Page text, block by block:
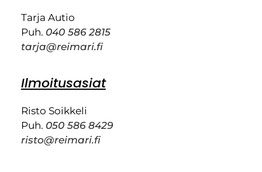
Tarja Autio
Puh. 040 586 2815
tarja@reimari.fi
Ilmoitusasiat
Risto Soikkeli
Puh. 050 586 8429
risto@reimari.fi